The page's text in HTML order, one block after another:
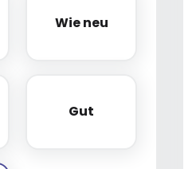
Wie neu
Wie neu
Gut
Gut